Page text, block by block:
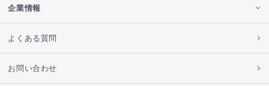
企業情報
よくある質問
お問い合わせ